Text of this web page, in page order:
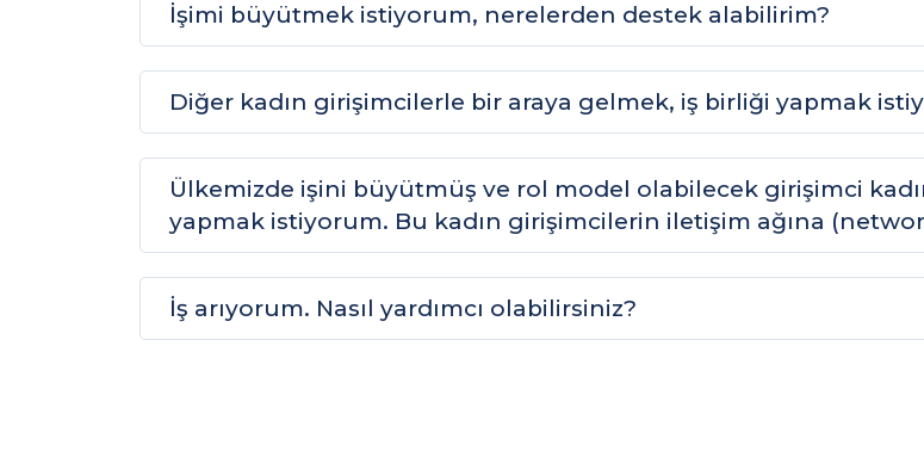
İşimi büyütmek istiyorum, nerelerden destek alabilirim?
Diğer kadın girişimcilerle bir araya gelmek, iş birliği yapmak
Ülkemizde işini büyütmüş ve rol model olabilecek girişimci
yapmak istiyorum. Bu kadın girişimcilerin iletişim ağına
İş arıyorum. Nasıl yardımcı olabilirsiniz?